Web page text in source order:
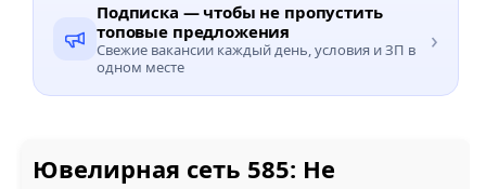
Подписка — чтобы не пропустить
топовые предложения
Свежие вакансии каждый день, условия и ЗП в
одном месте
›
Ювелирная сеть 585: Не